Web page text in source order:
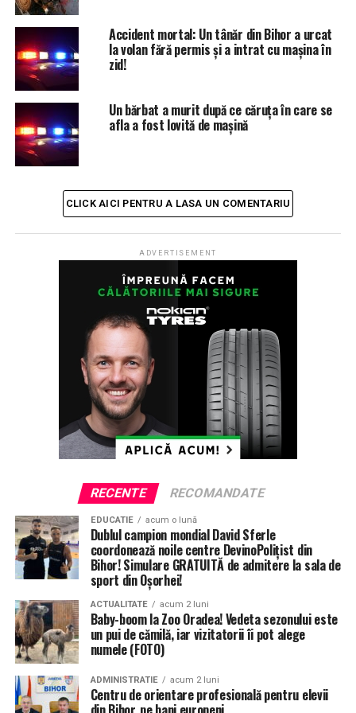
Ancheta în caz este continuată de polițiștii
Compartimentului Rutier Aleșd, pentru stabilirea cu
exactitate a cauzelor și împrejurărilor producerii
accidentului rutier.
Vezi imagini de la evenimentul rutier! Sursa foto /
video: Alesdonline.ro
ETICHETE: ACCIDENT MORTAL RECOMANDAT TINAUD
Prinși în flagrant cu ecstasy! Doi tineri orădeni au fost
arestați pentru trafic de droguri (FOTO)
NU RATATI
Alegeri la Federația Română de Judo: Cozmin Gușă a
câștigat încă un mandat
Accident mortal: Un tânăr din Bihor a urcat
la volan fără permis și a intrat cu mașina în
zid!
Un bărbat a murit după ce căruța în care se
afla a fost lovită de mașină
CLICK AICI PENTRU A LASA UN COMENTARIU
ADVERTISEMENT
RECENTE RECOMANDATE
EDUCATIE acum o lună
Dublul campion mondial David Sferle
coordonează noile centre DevinoPolițist din
Bihor! Simulare GRATUITĂ de admitere la sala de
sport din Oșorhei!
ACTUALITATE acum 2 luni
Baby-boom la Zoo Oradea! Vedeta sezonului este
un pui de cămilă, iar vizitatorii îi pot alege
numele (FOTO)
ADMINISTRATIE acum 2 luni
Centru de orientare profesională pentru elevii